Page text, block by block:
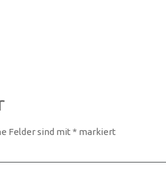
Felder sind mit * markiert